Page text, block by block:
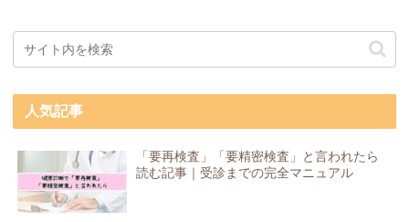
人気記事
「要再検査」「要精密検査」と言われたら
読む記事｜受診までの完全マニュアル